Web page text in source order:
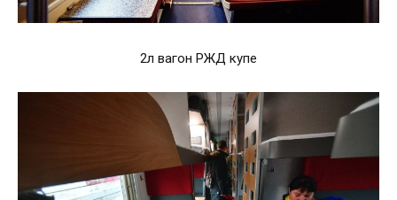
2л вагон РЖД купе